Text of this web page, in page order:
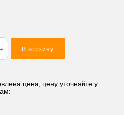
В корзину
цена, цену уточняйте у